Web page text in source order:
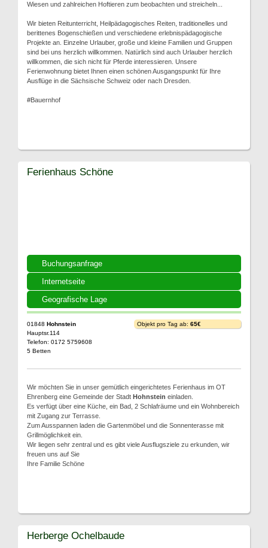
Wiesen und zahlreichen Hoftieren zum beobachten und streicheln...
Wir bieten Reitunterricht, Heilpädagogisches Reiten, traditionelles und
berittenes Bogenschießen und verschiedene erlebnispädagogische
Projekte an. Einzelne Urlauber, große und kleine Familien und Gruppen
sind bei uns herzlich willkommen. Natürlich sind auch Urlauber herzlich
willkommen, die sich nicht für Pferde interessieren. Unsere
Ferienwohnung bietet Ihnen einen schönen Ausgangspunkt für Ihre
Ausflüge in die Sächsische Schweiz oder nach Dresden.
#Bauernhof
Buchungsanfrage
Internetseite
Geografische Lage
Ferienhaus Schöne
01848 Hohnstein
Hauptsr.114
Telefon: 0172 5759608
5 Betten
Objekt pro Tag ab: 65€
Wir möchten Sie in unser gemütlich eingerichtetes Ferienhaus im OT
Ehrenberg eine Gemeinde der Stadt Hohnstein einladen.
Es verfügt über eine Küche, ein Bad, 2 Schlafräume und ein Wohnbereich
mit Zugang zur Terrasse.
Zum Ausspannen laden die Gartenmöbel und die Sonnenterasse mit
Grillmöglichkeit ein.
Wir liegen sehr zentral und es gibt viele Ausflugsziele zu erkunden, wir
freuen uns auf Sie
Ihre Familie Schöne
Herberge Ochelbaude